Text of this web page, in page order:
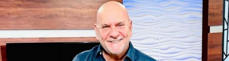
s
a
r
á
s